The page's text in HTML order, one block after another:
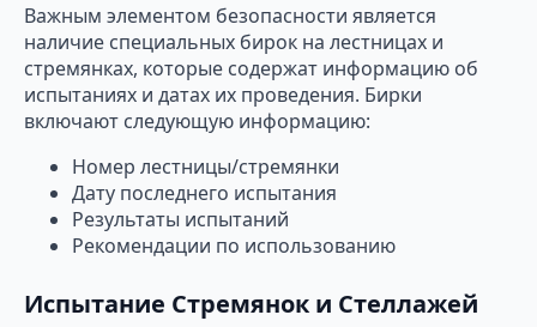
Важным элементом безопасности является
наличие специальных бирок на лестницах и
стремянках, которые содержат информацию об
испытаниях и датах их проведения. Бирки
включают следующую информацию:
Номер лестницы/стремянки
Дату последнего испытания
Результаты испытаний
Рекомендации по использованию
Испытание Стремянок и Стеллажей